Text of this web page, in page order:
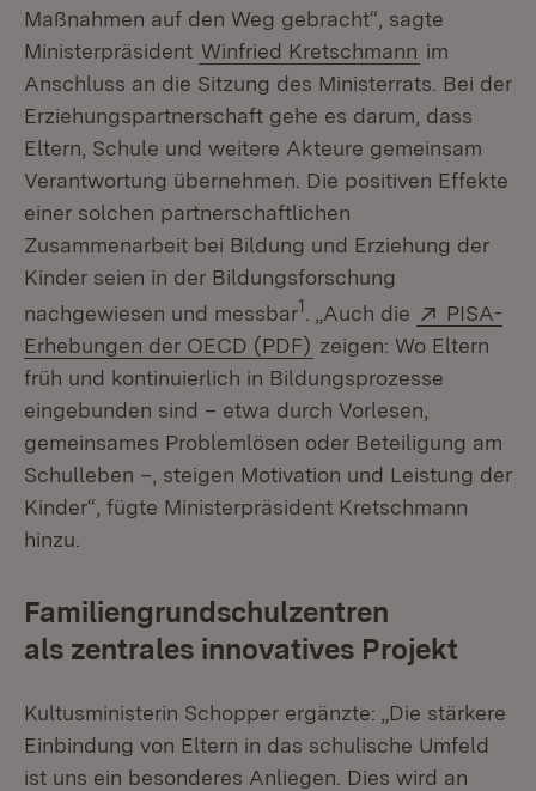
Maßnahmen auf den Weg gebracht“, sagte
Ministerpräsident Winfried Kretschmann im
Anschluss an die Sitzung des Ministerrats. Bei der
Erziehungspartnerschaft gehe es darum, dass
Eltern, Schule und weitere Akteure gemeinsam
Verantwortung übernehmen. Die positiven Effekte
einer solchen partnerschaftlichen
Zusammenarbeit bei Bildung und Erziehung der
Kinder seien in der Bildungsforschung
nachgewiesen und messbar1 . „Auch die Extern:
PISA-
Erhebungen der OECD (PDF) (Öffnet in neuem
zeigen: Wo Eltern
früh und kontinuierlich in Bildungsprozesse
eingebunden sind – etwa durch Vorlesen,
gemeinsames Problemlösen oder Beteiligung am
Schulleben –, steigen Motivation und Leistung der
Kinder“, fügte Ministerpräsident Kretschmann
hinzu.
Familiengrundschulzentren
als zentrales innovatives Projekt
Kultusministerin Schopper ergänzte: „Die stärkere
Einbindung von Eltern in das schulische Umfeld
ist uns ein besonderes Anliegen. Dies wird an